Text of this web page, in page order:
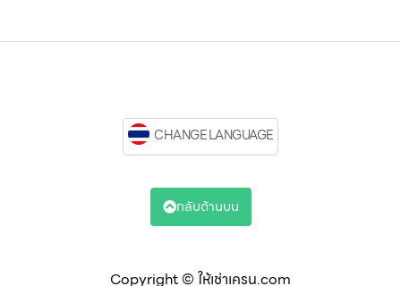
Copyright © ให้เช่าเครน.com
CHANGE LANGUAGE
กลับด้านบน